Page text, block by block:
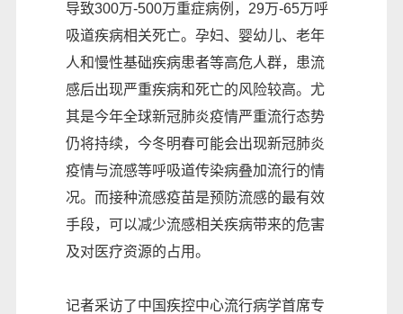
导致300万-500万重症病例，29万-65万呼
吸道疾病相关死亡。孕妇、婴幼儿、老年
人和慢性基础疾病患者等高危人群，患流
感后出现严重疾病和死亡的风险较高。尤
其是今年全球新冠肺炎疫情严重流行态势
仍将持续，今冬明春可能会出现新冠肺炎
疫情与流感等呼吸道传染病叠加流行的情
况。而接种流感疫苗是预防流感的最有效
手段，可以减少流感相关疾病带来的危害
及对医疗资源的占用。
记者采访了中国疾控中心流行病学首席专